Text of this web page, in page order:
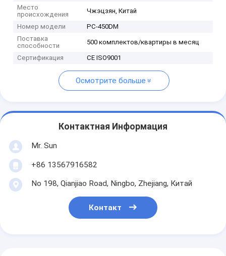
Место
происхождения
Чжэцзян, Китай
Номер модели
PC-450DM
Поставка
способности
500 комплектов/квартиры в месяц
Сертификация CE ISO9001
Осмотрите больше
Контактная Информация
Mr. Sun
+86 13567916582
No 198, Qianjiao Road, Ningbo, Zhejiang, Китай
Контакт